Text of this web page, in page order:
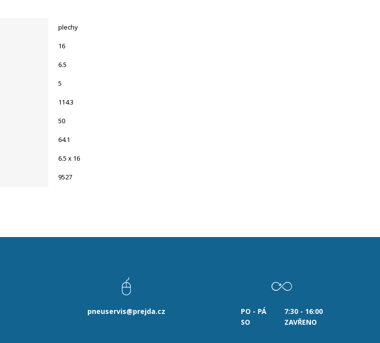
plechy
16
6.5
5
114.3
50
64.1
6.5 x 16
9527
pneuservis@prejda.cz PO - PÁ
7:30 - 16:00
SO
ZAVŘENO